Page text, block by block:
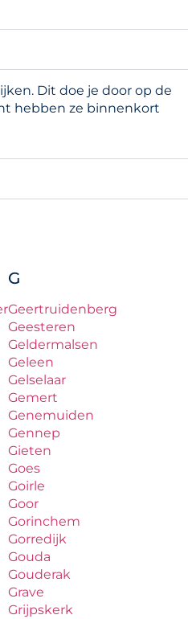
Dit doe je door op de
hebben ze binnenkort
G
Geertruidenberg
Geesteren
Geldermalsen
Geleen
Gelselaar
Gemert
Genemuiden
Gennep
Gieten
Goes
Goirle
Goor
Gorinchem
Gorredijk
Gouda
Gouderak
Grave
Grijpskerk